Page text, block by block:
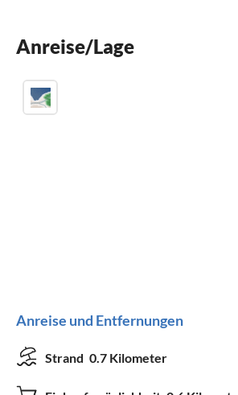
Kamin
Anreise/Lage
Anreise und Entfernungen
Strand 0.7 Kilometer